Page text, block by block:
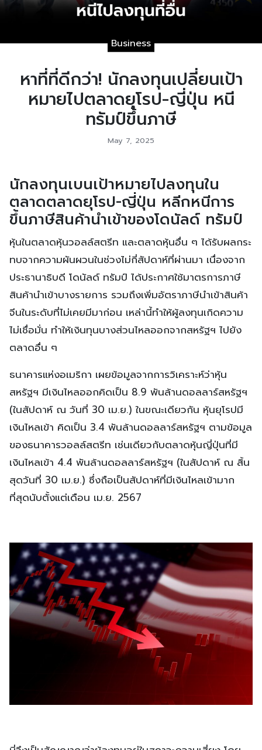
Business
หาที่ที่ดีกว่า! นักลงทุนเปลี่ยนเป้า
หมายไปตลาดยุโรป-ญี่ปุ่น หนี
ทรัมป์ขึ้นภาษี
May 7, 2025
นักลงทุนเบนเป้าหมายไปลงทุนใน
ตลาดตลาดยุโรป-ญี่ปุ่น หลีกหนีการ
ขึ้นภาษีสินค้านำเข้าของโดนัลด์ ทรัมป์
หุ้นในตลาดหุ้นวอลล์สตรีท และตลาดหุ้นอื่น ๆ ได้รับผลกระ
ทบจากความผันผวนในช่วงไม่กี่สัปดาห์ที่ผ่านมา เนื่องจาก
ประธานาธิบดี โดนัลด์ ทรัมป์ ได้ประกาศใช้มาตรการภาษี
สินค้านำเข้าบางรายการ รวมถึงเพิ่มอัตราภาษีนำเข้าสินค้า
จีนในระดับที่ไม่เคยมีมาก่อน เหล่านี้ทำให้ผู้ลงทุนเกิดความ
ไม่เชื่อมั่น ทำให้เงินทุนบางส่วนไหลออกจากสหรัฐฯ ไปยัง
ตลาดอื่น ๆ
ธนาคารแห่งอเมริกา เผยข้อมูลจากการวิเคราะห์ว่าหุ้น
สหรัฐฯ มีเงินไหลออกคิดเป็น 8.9 พันล้านดอลลาร์สหรัฐฯ
(ในสัปดาห์ ณ วันที่ 30 เม.ย.) ในขณะเดียวกัน หุ้นยุโรปมี
เงินไหลเข้า คิดเป็น 3.4 พันล้านดอลลาร์สหรัฐฯ ตามข้อมูล
ของธนาคารวอลล์สตรีท เช่นเดียวกับตลาดหุ้นญี่ปุ่นที่มี
เงินไหลเข้า 4.4 พันล้านดอลลาร์สหรัฐฯ (ในสัปดาห์ ณ สิ้น
สุดวันที่ 30 เม.ย.) ซึ่งถือเป็นสัปดาห์ที่มีเงินไหลเข้ามาก
ที่สุดนับตั้งแต่เดือน เม.ย. 2567